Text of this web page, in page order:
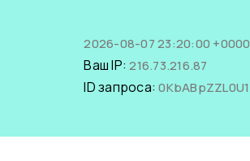
2026-08-07 23:20:00 +0000
Ваш IP:216.73.216.87
ID запроса:0KbABpZZL0U1